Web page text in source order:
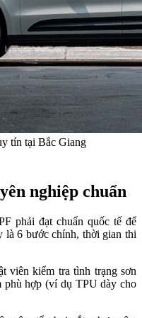
tín tại Bắc Giang
nghiệp chuẩn
phải đạt chuẩn quốc tế để
là 6 bước chính, thời gian thi
viên kiểm tra tình trạng sơn
phù hợp (ví dụ TPU dày cho